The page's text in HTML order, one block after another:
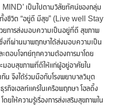
เป็นไปตามวิสัยทัศน์ของกลุ่ม
งชีวิต “อยู่ดี มีสุข” (Live well Stay
การส่งมอบความเป็นอยู่ที่ดี สุขภาพ
งที่ผ่านมาพฤกษาได้ส่งมอบความเป็น
อบโจทย์ทุกความต้องการมาโดย
มอบสุขภาพที่ดีให้แก่ผู้อยู่อาศัยใน
กัน จึงได้ร่วมมือกับโรงพยาบาลวิมุต
รกิจเฮลท์แคร์ในเครือพฤกษา โฮลดิ้ง
ยให้ความรู้เรื่องการส่งเสริมสุขภาพใน